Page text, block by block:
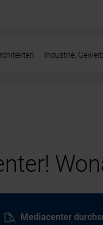
Industrie,
Mediacenter